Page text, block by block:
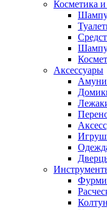
Косметика и
Аксессуары